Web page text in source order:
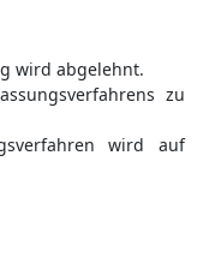
wird abgelehnt.
zu
wird auf